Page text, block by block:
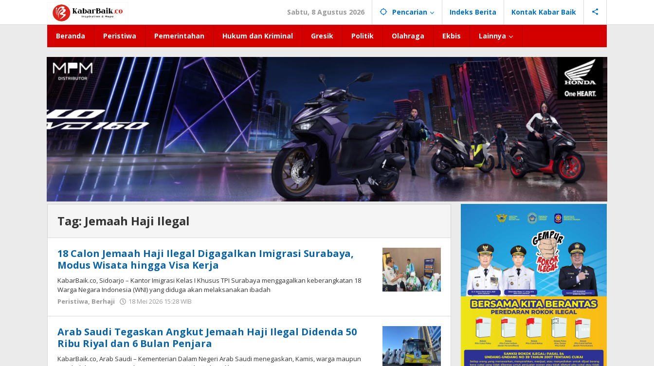
konten
Sabtu, 8 Agustus 2026 Pencarian Indeks Berita Kontak Kabar Baik
Beranda Peristiwa Pemerintahan Hukum dan Kriminal Gresik Politik Olahraga Ekbis Lainnya
Tag: Jemaah Haji Ilegal
18 Calon Jemaah Haji Ilegal Digagalkan Imigrasi Surabaya,
Modus Wisata hingga Visa Kerja
KabarBaik.co, Sidoarjo – Kantor Imigrasi Kelas I Khusus TPI Surabaya menggagalkan keberangkatan 18
Warga Negara Indonesia (WNI) yang diduga akan melaksanakan ibadah
Peristiwa, Berhaji 18 Mei 2026 15:28 WIB
Arab Saudi Tegaskan Angkut Jemaah Haji Ilegal Didenda 50
Ribu Riyal dan 6 Bulan Penjara
KabarBaik.co, Arab Saudi – Kementerian Dalam Negeri Arab Saudi menegaskan, Kamis, warga maupun